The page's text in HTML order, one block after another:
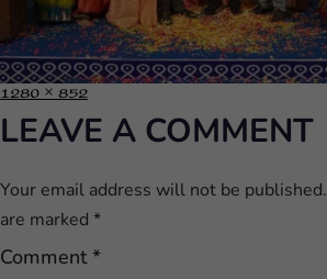
1280 × 852
LEAVE A COMMENT
Your email address will not be published.
are marked *
Comment*